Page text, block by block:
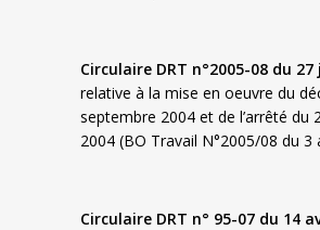
Circulaire DRT n°2005-08 du 27
relative à la mise en oeuvre du
septembre 2004 et de l’arrêté du
2004 (BO Travail N°2005/08 du 3
Circulaire DRT n° 95-07 du 14